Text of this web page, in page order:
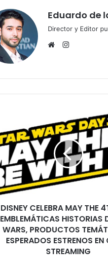
Eduardo de
Director y Editor
Instagram
DISNEY CELEBRA MAY THE
EMBLEMÁTICAS HISTORIAS
WARS, PRODUCTOS
ESPERADOS ESTRENOS EN
STREAMING